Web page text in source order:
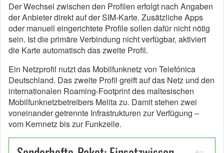
Der Wechsel zwischen den Profilen erfolgt nach Angaben
der Anbieter direkt auf der SIM-Karte. Zusätzliche Apps
oder manuell eingerichtete Profile sollen dafür nicht nötig
sein. Ist die primäre Verbindung nicht verfügbar, aktiviert
die Karte automatisch das zweite Profil.
Ein Netzprofil nutzt das Mobilfunknetz von Telefónica
Deutschland. Das zweite Profil greift auf das Netz und den
internationalen Roaming-Footprint des maltesischen
Mobilfunknetzbetreibers Melita zu. Damit stehen zwei
voneinander getrennte Infrastrukturen zur Verfügung –
vom Kernnetz bis zur Funkzelle.